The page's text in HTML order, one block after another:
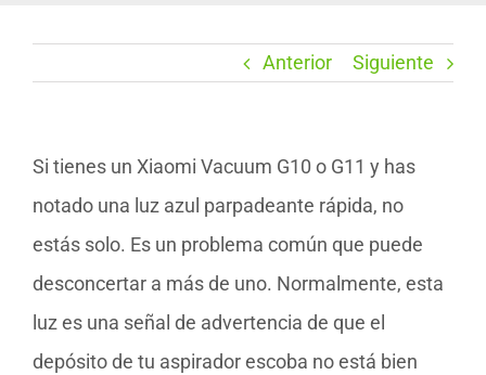
Anterior Siguiente
Si tienes un Xiaomi Vacuum G10 o G11 y has
notado una luz azul parpadeante rápida, no
estás solo. Es un problema común que puede
desconcertar a más de uno. Normalmente, esta
luz es una señal de advertencia de que el
depósito de tu aspirador escoba no está bien